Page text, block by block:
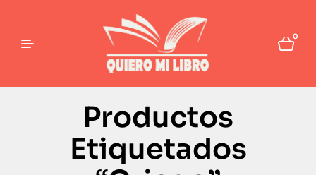
0
Productos
Etiquetados